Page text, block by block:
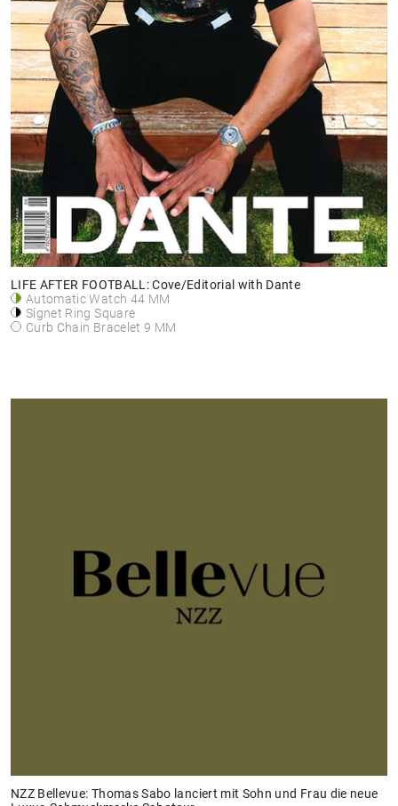
LIFE AFTER FOOTBALL: Cove/Editorial with Dante
Automatic Watch 44 MM
Signet Ring Square
Curb Chain Bracelet 9 MM
NZZ Bellevue: Thomas Sabo lanciert mit Sohn und Frau die neue